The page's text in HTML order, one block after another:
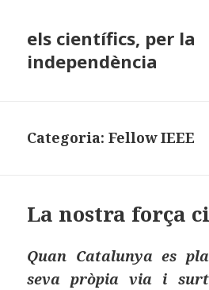
els científics, per la
independència
Categoria:Fellow IEEE
La nostra força
Quan Catalunya es
seva pròpia via i